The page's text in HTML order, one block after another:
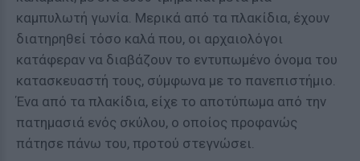
καμπυλωτή γωνία. Μερικά από τα πλακίδια, έχουν
διατηρηθεί τόσο καλά που, οι αρχαιολόγοι
κατάφεραν να διαβάζουν το εντυπωμένο όνομα του
κατασκευαστή τους, σύμφωνα με το πανεπιστήμιο.
Ένα από τα πλακίδια, είχε το αποτύπωμα από την
πατημασιά ενός σκύλου, ο οποίος προφανώς
πάτησε πάνω του, προτού στεγνώσει.